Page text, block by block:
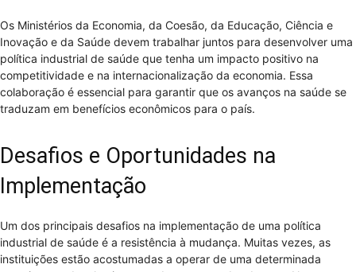
Os Ministérios da Economia, da Coesão, da Educação, Ciência e
Inovação e da Saúde devem trabalhar juntos para desenvolver uma
política industrial de saúde que tenha um impacto positivo na
competitividade e na internacionalização da economia. Essa
colaboração é essencial para garantir que os avanços na saúde se
traduzam em benefícios econômicos para o país.
Desafios e Oportunidades na
Implementação
Um dos principais desafios na implementação de uma política
industrial de saúde é a resistência à mudança. Muitas vezes, as
instituições estão acostumadas a operar de uma determinada